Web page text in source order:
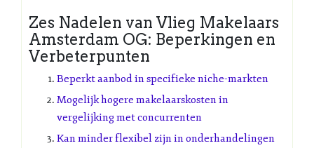
Zes Nadelen van Vlieg Makelaars
Amsterdam OG: Beperkingen en
Verbeterpunten
Beperkt aanbod in specifieke niche-markten
Mogelijk hogere makelaarskosten in
vergelijking met concurrenten
Kan minder flexibel zijn in onderhandelingen